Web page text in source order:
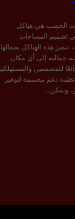
الخشب هي هياكل
تصميم المساحات
هذه الهياكل بجمالها
جمالية إلى أي مكان
للمصممين
دعم مصممة لتوفير
ويمكن…